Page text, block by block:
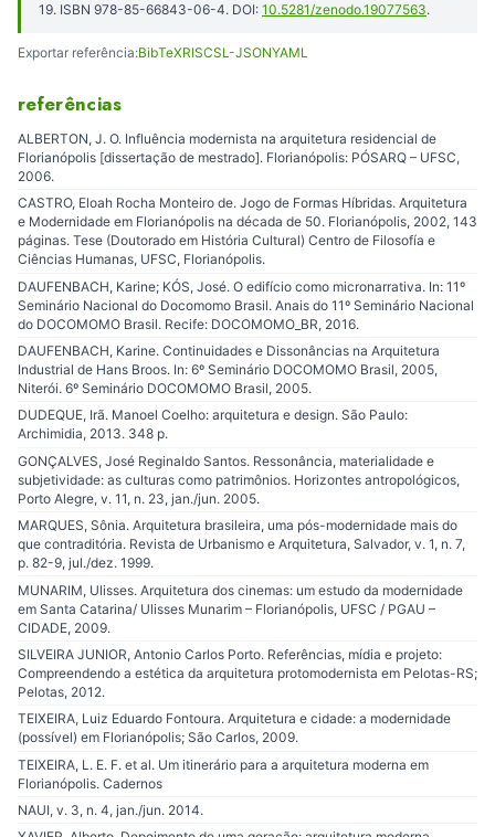
19. ISBN 978-85-66843-06-4. DOI: 10.5281/zenodo.19077563.
Exportar referência:BibTeXRISCSL-JSONYAML
referências
ALBERTON, J. O. Influência modernista na arquitetura residencial de
Florianópolis [dissertação de mestrado]. Florianópolis: PÓSARQ – UFSC,
2006.
CASTRO, Eloah Rocha Monteiro de. Jogo de Formas Híbridas. Arquitetura
e Modernidade em Florianópolis na década de 50. Florianópolis, 2002, 143
páginas. Tese (Doutorado em História Cultural) Centro de Filosofía e
Ciências Humanas, UFSC, Florianópolis.
DAUFENBACH, Karine; KÓS, José. O edifício como micronarrativa. In: 11º
Seminário Nacional do Docomomo Brasil. Anais do 11º Seminário Nacional
do DOCOMOMO Brasil. Recife: DOCOMOMO_BR, 2016.
DAUFENBACH, Karine. Continuidades e Dissonâncias na Arquitetura
Industrial de Hans Broos. In: 6º Seminário DOCOMOMO Brasil, 2005,
Niterói. 6º Seminário DOCOMOMO Brasil, 2005.
DUDEQUE, Irã. Manoel Coelho: arquitetura e design. São Paulo:
Archimidia, 2013. 348 p.
GONÇALVES, José Reginaldo Santos. Ressonância, materialidade e
subjetividade: as culturas como patrimônios. Horizontes antropológicos,
Porto Alegre, v. 11, n. 23, jan./jun. 2005.
MARQUES, Sônia. Arquitetura brasileira, uma pós-modernidade mais do
que contraditória. Revista de Urbanismo e Arquitetura, Salvador, v. 1, n. 7,
p. 82-9, jul./dez. 1999.
MUNARIM, Ulisses. Arquitetura dos cinemas: um estudo da modernidade
em Santa Catarina/ Ulisses Munarim – Florianópolis, UFSC / PGAU –
CIDADE, 2009.
SILVEIRA JUNIOR, Antonio Carlos Porto. Referências, mídia e projeto:
Compreendendo a estética da arquitetura protomodernista em Pelotas-RS;
Pelotas, 2012.
TEIXEIRA, Luiz Eduardo Fontoura. Arquitetura e cidade: a modernidade
(possível) em Florianópolis; São Carlos, 2009.
TEIXEIRA, L. E. F. et al. Um itinerário para a arquitetura moderna em
Florianópolis. Cadernos
NAUI, v. 3, n. 4, jan./jun. 2014.